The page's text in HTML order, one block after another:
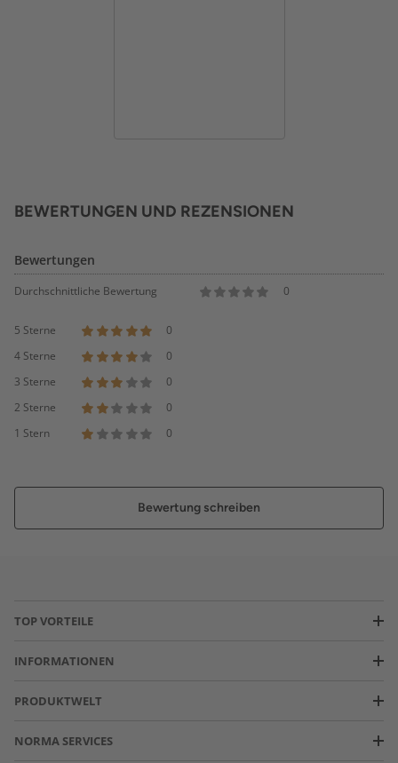
BEWERTUNGEN UND REZENSIONEN
Bewertungen
Durchschnittliche Bewertung 0
5 Sterne
0
4 Sterne
0
3 Sterne
0
2 Sterne
0
1 Stern
0
Bewertung schreiben
TOP VORTEILE
INFORMATIONEN
PRODUKTWELT
NORMA SERVICES